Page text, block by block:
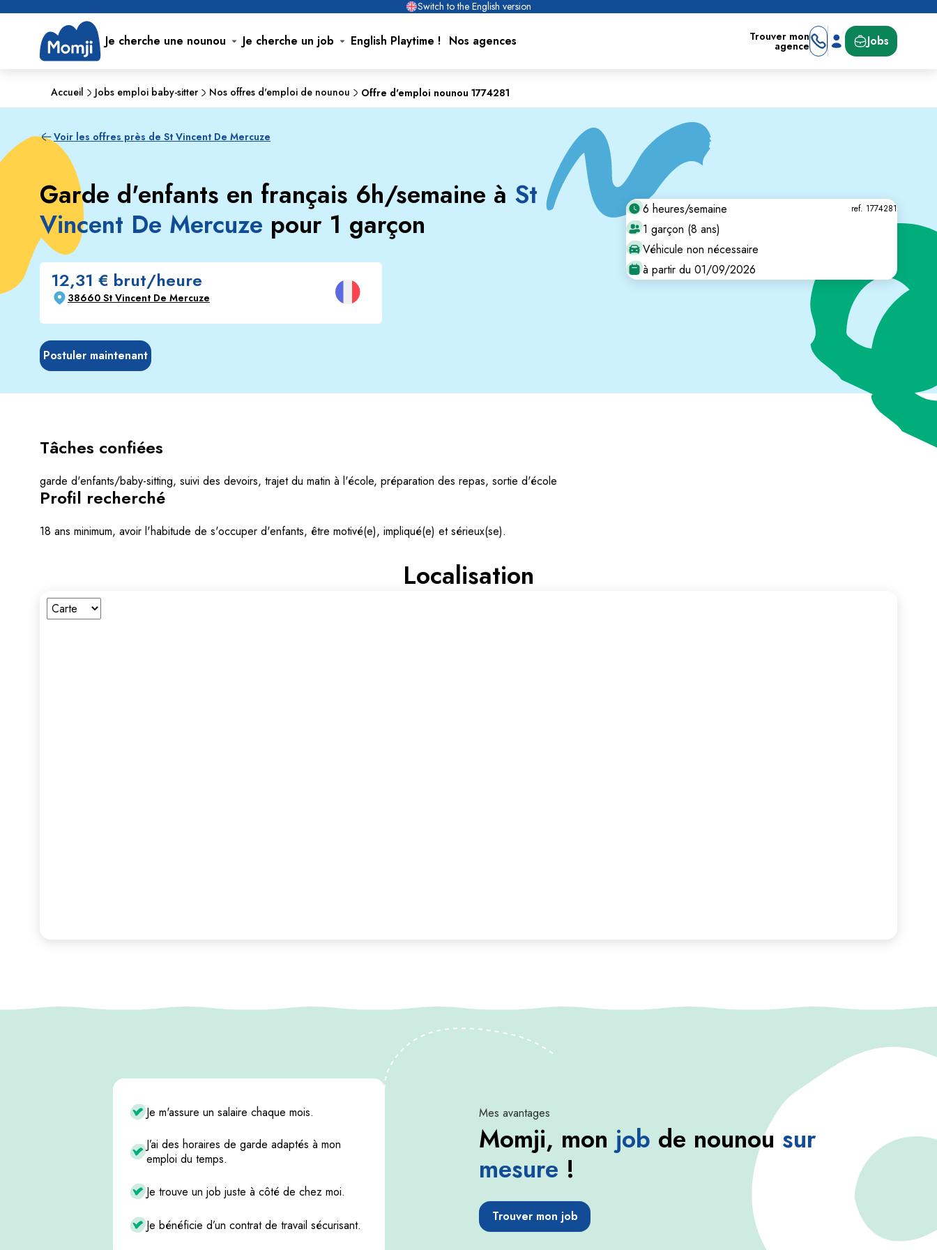
Switch to the English version
Je cherche une nounou Je cherche un job English Playtime ! Nos agences Trouver mon
agence Jobs
Accueil Jobs emploi baby-sitter Nos offres d'emploi de nounou Offre d'emploi nounou 1774281
Voir les offres près de St Vincent De Mercuze
Garde d'enfants en français 6h/semaine à St
Vincent De Mercuze pour 1 garçon
12,31 € brut/heure
38660 St Vincent De Mercuze
Postuler maintenant
6 heures/semaine ref. 1774281
1 garçon (8 ans)
Véhicule non nécessaire
à partir du 01/09/2026
Tâches confiées
garde d'enfants/baby-sitting, suivi des devoirs, trajet du matin à l'école, préparation des repas, sortie d'école
Profil recherché
18 ans minimum, avoir l'habitude de s'occuper d'enfants, être motivé(e), impliqué(e) et sérieux(se).
Localisation
Mes avantages
Momji, mon job de nounou sur
mesure !
Trouver mon job
Je m'assure un salaire chaque mois.
J’ai des horaires de garde adaptés à mon
emploi du temps.
Je trouve un job juste à côté de chez moi.
Je bénéficie d’un contrat de travail sécurisant.